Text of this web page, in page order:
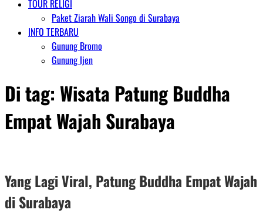
TOUR RELIGI
Paket Ziarah Wali Songo di Surabaya
INFO TERBARU
Gunung Bromo
Gunung Ijen
Di tag: Wisata Patung Buddha
Empat Wajah Surabaya
Yang Lagi Viral, Patung Buddha Empat Wajah
di Surabaya